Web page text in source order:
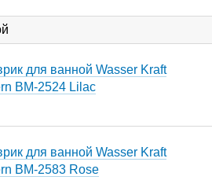
для ванной Wasser Kraft
BM-2524 Lilac
для ванной Wasser Kraft
BM-2583 Rose